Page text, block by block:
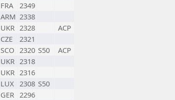
FRA
2349
ARM 2338
UKR 2328
ACP
CZE
2321
SCO 2320 S50
ACP
UKR 2318
UKR 2316
LUX 2308 S50
GER 2296